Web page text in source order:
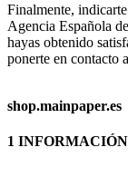
Finalmente,
Agencia Española
hayas obtenido
ponerte en contacto
shop.mainpaper.es
1